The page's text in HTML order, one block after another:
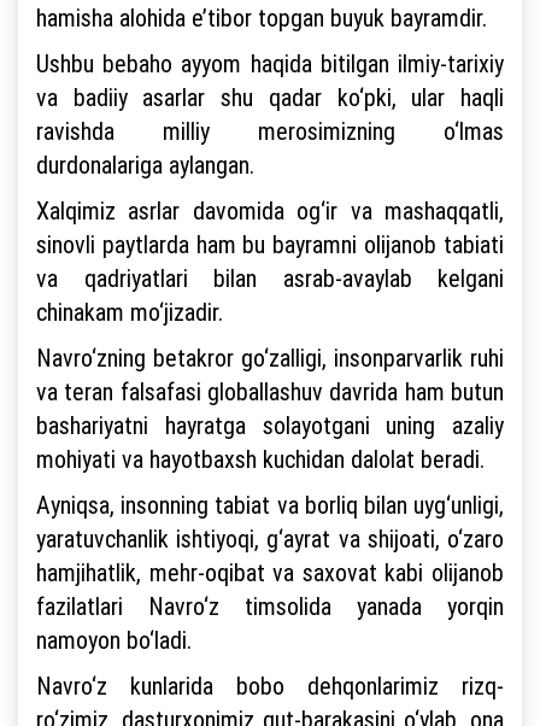
hamisha alohida e’tibor topgan buyuk bayramdir.
Ushbu bebaho ayyom haqida bitilgan ilmiy-tarixiy
va badiiy asarlar shu qadar ko‘pki, ular haqli
ravishda milliy merosimizning o‘lmas
durdonalariga aylangan.
Xalqimiz asrlar davomida og‘ir va mashaqqatli,
sinovli paytlarda ham bu bayramni olijanob tabiati
va qadriyatlari bilan asrab-avaylab kelgani
chinakam mo‘jizadir.
Navro‘zning betakror go‘zalligi, insonparvarlik ruhi
va teran falsafasi globallashuv davrida ham butun
bashariyatni hayratga solayotgani uning azaliy
mohiyati va hayotbaxsh kuchidan dalolat beradi.
Ayniqsa, insonning tabiat va borliq bilan uyg‘unligi,
yaratuvchanlik ishtiyoqi, g‘ayrat va shijoati, o‘zaro
hamjihatlik, mehr-oqibat va saxovat kabi olijanob
fazilatlari Navro‘z timsolida yanada yorqin
namoyon bo‘ladi.
Navro‘z kunlarida bobo dehqonlarimiz rizq-
ro‘zimiz, dasturxonimiz qut-barakasini o‘ylab, ona